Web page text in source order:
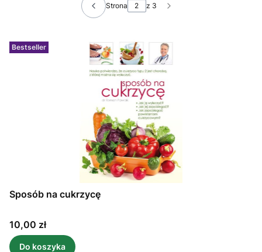
Poprzednie produkty
Strona z 3 Następne produkty
Bestseller
Sposób na cukrzycę
Cena
10,00 zł
Do koszyka